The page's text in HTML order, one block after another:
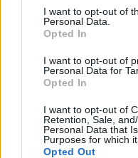
I want to opt-out of
Personal Data.
Opted In
I want to opt-out of
Personal Data for
Opted In
I want to opt-out of
Retention, Sale,
Personal Data that
Purposes for which
Opted Out
Θέλω δίπλα σου να
Την καταστροφή
Σώμα και ψυχή
Στο σταθμό πρωί
Χρόνια μια στεριά
Ακούστε στο Spotify